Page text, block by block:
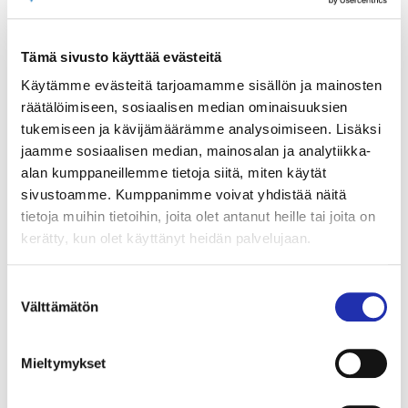
Tämä sivusto käyttää evästeitä
Käytämme evästeitä tarjoamamme sisällön ja mainosten
räätälöimiseen, sosiaalisen median ominaisuuksien
tukemiseen ja kävijämäärämme analysoimiseen. Lisäksi
jaamme sosiaalisen median, mainosalan ja analytiikka-
alan kumppaneillemme tietoja siitä, miten käytät
sivustoamme. Kumppanimme voivat yhdistää näitä
tietoja muihin tietoihin, joita olet antanut heille tai joita on
kerätty, kun olet käyttänyt heidän palvelujaan.
valinta
Välttämätön
Mieltymykset
Stella Lappalainen.
Käsikirjoitus, laulut ja ohjausJanne Viitaniemi
ohjaajan assistenttiJaakko Mölsä
TAMK:in opettajista mukanaMariikka Santaharju
(tanssi),Sanna Majanlahti(näyttämötyö) sekä
Pulakka(laulu).
Tuotanto Tampere-talo, Tampereen Sähkölaitos ja
Esitysajat
Ti 31.1. klo 9, 10.30 & 12